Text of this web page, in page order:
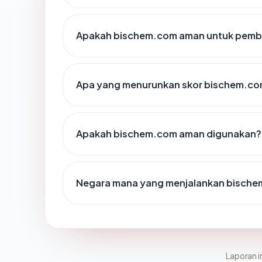
Apakah bischem.com aman untuk
Apa yang menurunkan skor
Apakah bischem.com aman digunakan?
Negara mana yang menjalankan
Laporan